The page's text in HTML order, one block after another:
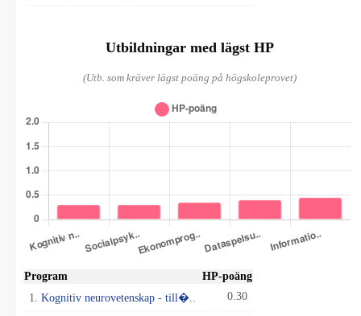
Utbildningar med lägst HP
(Utb. som kräver lägst poäng på högskoleprovet)
Program
HP-poäng
1. Kognitiv neurovetenskap - till�.. 0.30